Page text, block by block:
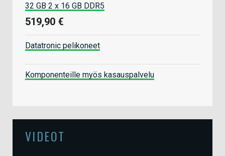
32 GB 2 x 16 GB DDR5
519,90 €
Datatronic pelikoneet
Komponenteille myös kasauspalvelu
VIDEOT